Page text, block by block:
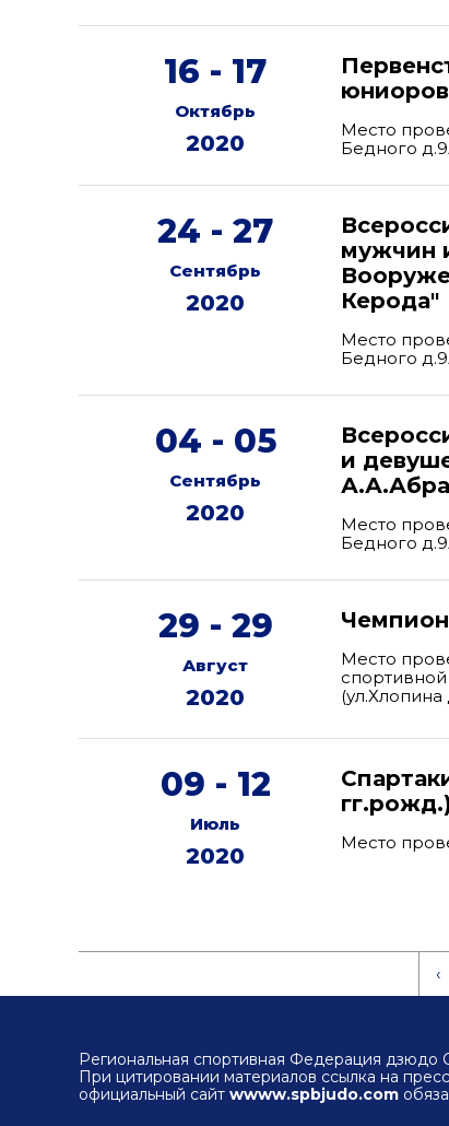
16 - 17
Октябрь
2020
Место
Бедного
24 - 27
Сентябрь
2020
мужчин
Керода"
Место
Бедного
04 - 05
Сентябрь
2020
и
Место
Бедного
29 - 29
Август
2020
Место
(ул.Хлопина
09 - 12
Июль
2020
Место
‹
Региональная спортивная Федерация дзюдо
При цитировании материалов ссылка на
официальный сайт wwww.spbjudo.com